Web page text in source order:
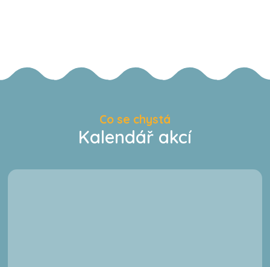
Co se chystá
Kalendář akcí